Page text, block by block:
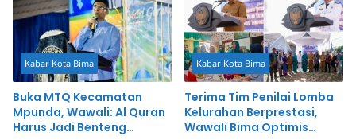
Kabar Kota Bima
Buka MTQ Kecamatan
Mpunda, Wawali: Al Quran
Harus Jadi Benteng
Kabar Kota Bima
Terima Tim Penilai Lomba
Kelurahan Berprestasi,
Wawali Bima Optimis